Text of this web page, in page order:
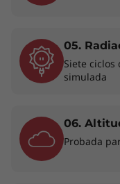
la
05.
Siete ciclos
simulada
06.
Probada